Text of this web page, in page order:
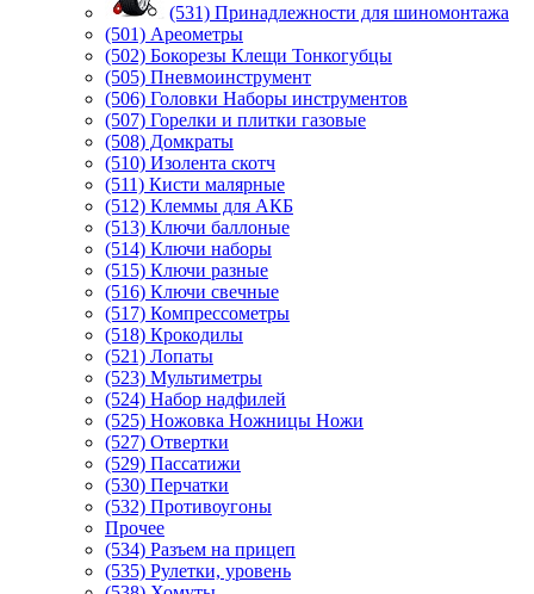
(531) Принадлежности для шиномонтажа
(501) Ареометры
(502) Бокорезы Клещи Тонкогубцы
(505) Пневмоинструмент
(506) Головки Наборы инструментов
(507) Горелки и плитки газовые
(508) Домкраты
(510) Изолента скотч
(511) Кисти малярные
(512) Клеммы для АКБ
(513) Ключи баллоные
(514) Ключи наборы
(515) Ключи разные
(516) Ключи свечные
(517) Компрессометры
(518) Крокодилы
(521) Лопаты
(523) Мультиметры
(524) Набор надфилей
(525) Ножовка Ножницы Ножи
(527) Отвертки
(529) Пассатижи
(530) Перчатки
(532) Противоугоны
Прочее
(534) Разъем на прицеп
(535) Рулетки, уровень